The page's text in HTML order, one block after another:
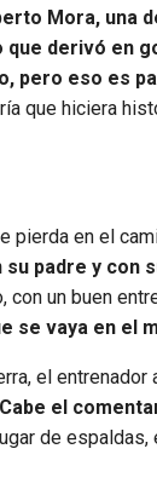
Mora, una
derivó en
pero eso es
que hiciera
pierda en el
su padre y con
con un buen
se vaya en el
el
el
de